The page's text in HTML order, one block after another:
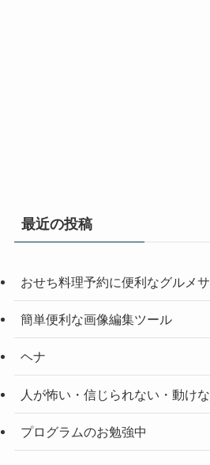
最近の投稿
おせち料理予約に便利なグルメ
簡単便利な画像編集ツール
ヘナ
人が怖い・信じられない・動け
プログラムのお勉強中